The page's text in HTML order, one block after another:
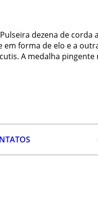
dezena de corda
forma de elo e a
A medalha pingente